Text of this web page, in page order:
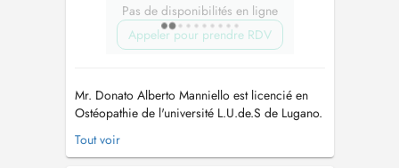
Pas de disponibilités en ligne
Appeler pour prendre RDV
Mr. Donato Alberto Manniello est licencié en
Ostéopathie de l'université L.U.de.S de Lugano.
globalité, réveille tres tôt son intéret pour les
Tout voir